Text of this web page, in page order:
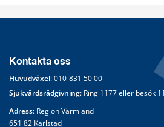
Kontakta oss
Huvudväxel: 010-831 50 00
Sjukvårdsrådgivning: Ring 1177 eller besök
Adress: Region Värmland
651 82 Karlstad